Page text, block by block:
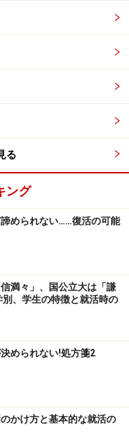
全体の1～2割。あと
就職試験と並行して
います。ところで松
し始めたんですか？
然「なりたい！」と
きでしたし、当時活
にし、「こんなにキラ
ティでも活躍する姿
ですよ。世の中には
えアナウンサーのよ
魅力を感じるわけで
っかけは“ちょっと興
っているんです。学生
し、直感でもいいと
通に生活していて興
てもBtoCの職業や企
業にまで手を伸ばし
ています。自分は会
る
ング
められない……復活の可能
満々」、国公立大は「謙
、学生の特徴と就活時の
められない!処方箋2
かけ方と基本的な就活の